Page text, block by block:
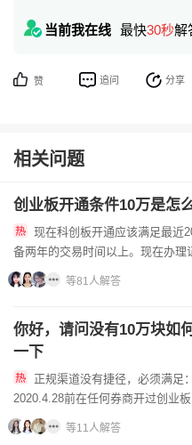
当前我在线 最快30秒解
赞 追问 分享
相关问题
创业板开通条件10万是怎
备两年的交易时间以上。现在办
选择不同的开户渠道所获得佣金费
等81人解答
你好，请问没有10万块如
一下
2020.4.28前在任何券商开过创业
等11人解答